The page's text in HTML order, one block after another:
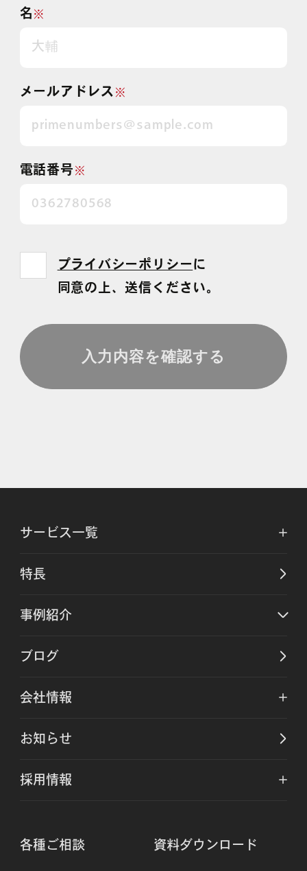
※
名
※
メールアドレス
※
電話番号
プライバシーポリシー に
同意の上、送信ください。
サービス一覧
特長
事例紹介
ブログ
会社情報
お知らせ
採用情報
各種ご相談 資料ダウンロード